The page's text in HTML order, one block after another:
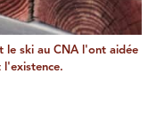
le ski au CNA l'ont aidée